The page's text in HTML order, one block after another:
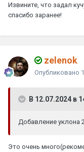
Извините, что задал
спасибо заранее!
zelenok
Опубликовано
В 12.07.2024 в
Добавление уклона
Это очень